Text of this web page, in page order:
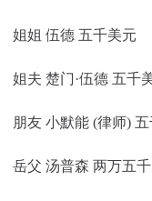
姐姐 伍德 五千美元
姐夫 楚门·伍德 五千
朋友 小默能 (律师)
岳父 汤普森 两万五